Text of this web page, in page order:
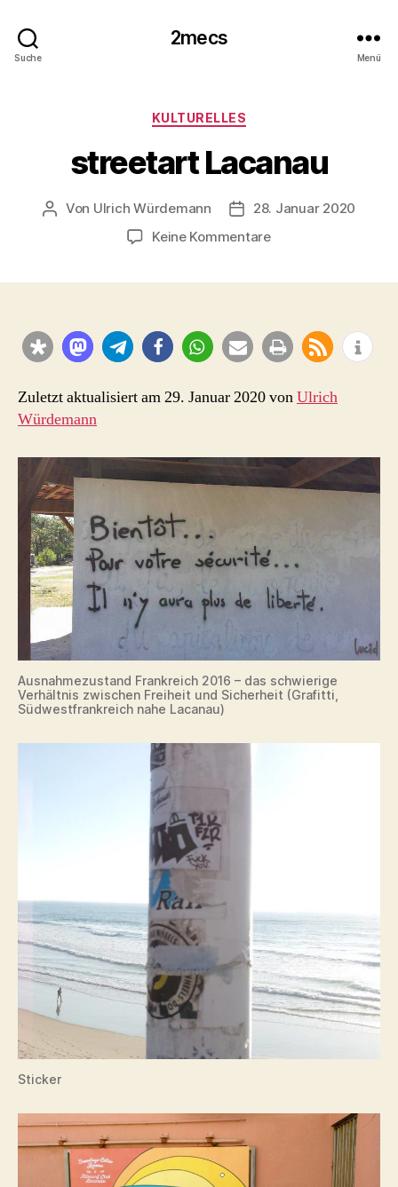
Suche
2mecs
Menü
Kategorien
KULTURELLES
streetart Lacanau
Beitragsautor
Von Ulrich Würdemann Beitragsdatum
28. Januar 2020
Keine Kommentarezu
Zuletzt aktualisiert am 29. Januar 2020 vonUlrich
Würdemann
Ausnahmezustand Frankreich 2016 – das schwierige
Verhältnis zwischen Freiheit und Sicherheit (Grafitti,
Südwestfrankreich nahe Lacanau)
Sticker